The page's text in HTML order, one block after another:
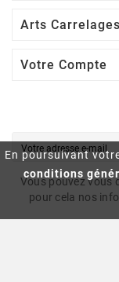
En poursuivant
conditions
Arts Carrelages
Votre Compte
Vous pouvez vous
pour cela nos